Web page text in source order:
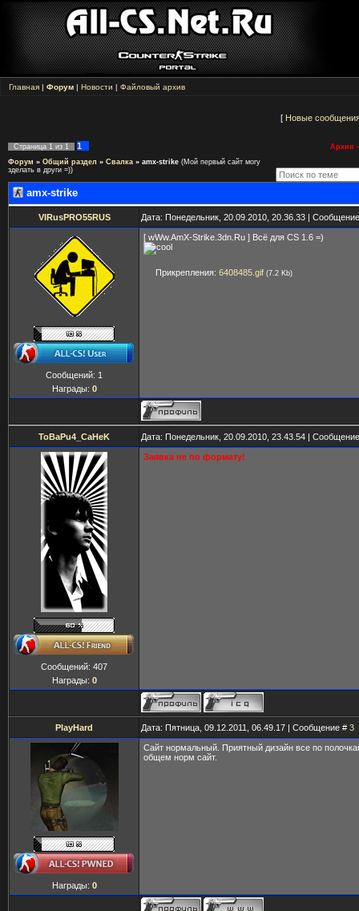
Главная | Форум | Новости | Файловый архив
[ Новые
Страница 1 из 1 1
Архив -
Форум » Общий раздел » Свалка » amx-strike (Мой первый сайт могу
зделать в други =))
amx-strike
VIRusPRO55RUS Дата: Понедельник, 20.09.2010, 20.36.33 |
Сообщений: 1
Награды: 0
[ wWw.AmX-Strike.3dn.Ru ] Всё для CS 1.6 =)
Прикрепления: 6408485.gif (7.2 Kb)
ToBaPu4_CaHeK Дата: Понедельник, 20.09.2010, 23.43.54 |
Сообщений: 407
Награды: 0
Заявка не по формату!
PlayHard Дата: Пятница, 09.12.2011, 06.49.17 | Сообщение # 3
Награды: 0
Сайт нормальный. Приятный дизайн все по
общем норм сайт.